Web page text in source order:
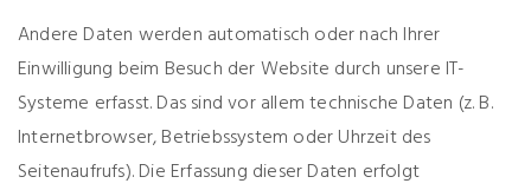
Andere Daten werden automatisch oder nach Ihrer
Einwilligung beim Besuch der Website durch unsere IT-
Systeme erfasst. Das sind vor allem technische Daten (z. B.
Internetbrowser, Betriebssystem oder Uhrzeit des
Seitenaufrufs). Die Erfassung dieser Daten erfolgt